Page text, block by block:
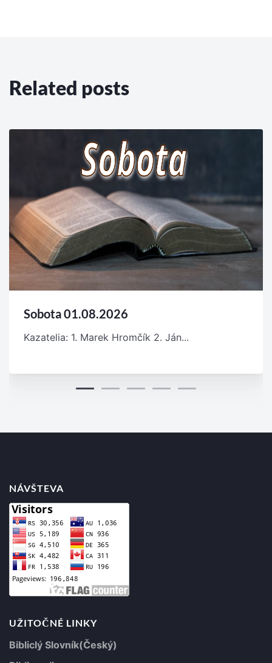
Related posts
Sobota 01.08.2026
Kazatelia: 1. Marek Hromčík 2. Ján...
NÁVŠTEVA
UŽITOČNÉ LINKY
Bibliclý Slovník(Český)